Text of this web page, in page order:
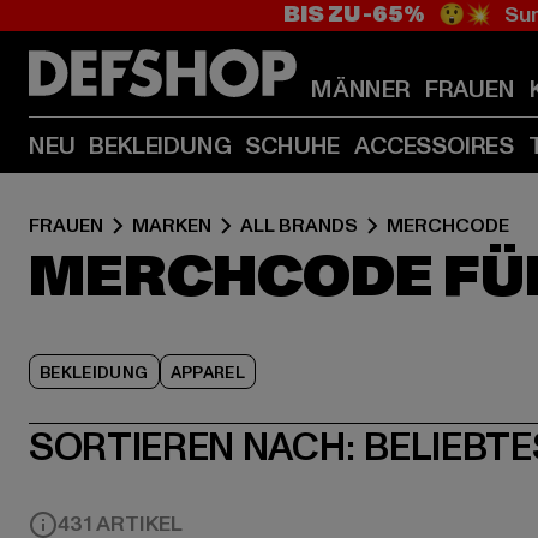
BIS ZU -65% 😲💥
MÄNNER FRAUEN
NEU BEKLEIDUNG SCHUHE ACCESSOIRES
FRAUEN MARKEN ALL BRANDS MERCHCODE
MERCHCODE
BEKLEIDUNG APPAREL
SORTIEREN NACH:
431 ARTIKEL